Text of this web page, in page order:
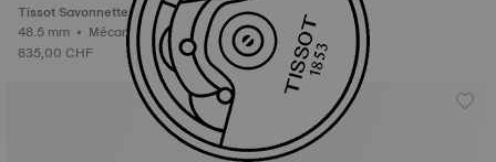
Tissot Savonnette
48.5 mm • Mécanique
835,00 CHF